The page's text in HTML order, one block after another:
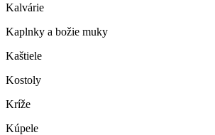
Kalvárie
Kaplnky a božie muky
Kaštiele
Kostoly
Kríže
Kúpele